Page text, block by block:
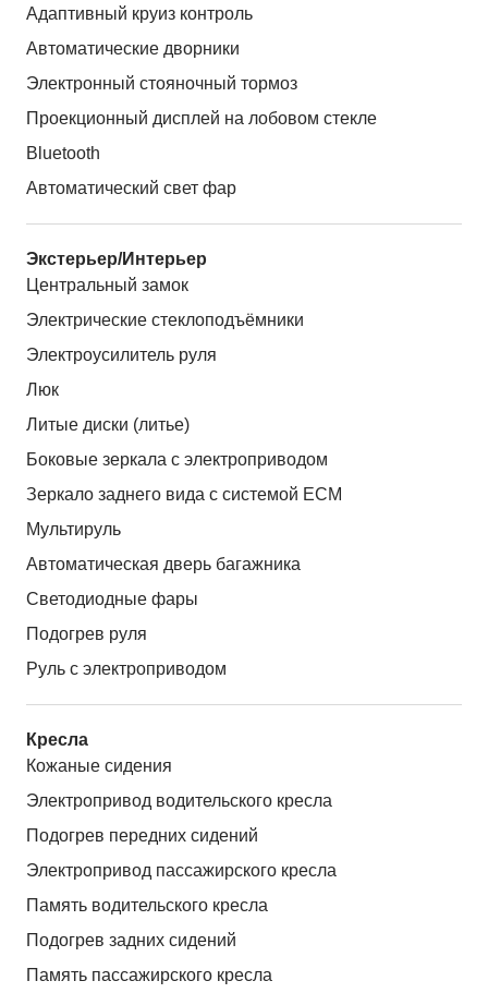
Адаптивный круиз контроль
Автоматические дворники
Электронный стояночный тормоз
Проекционный дисплей на лобовом стекле
Bluetooth
Автоматический свет фар
Экстерьер/Интерьер
Центральный замок
Электрические стеклоподъёмники
Электроусилитель руля
Люк
Литые диски (литье)
Боковые зеркала с электроприводом
Зеркало заднего вида с системой ЕСМ
Мультируль
Автоматическая дверь багажника
Светодиодные фары
Подогрев руля
Руль с электроприводом
Кресла
Кожаные сидения
Электропривод водительского кресла
Подогрев передних сидений
Электропривод пассажирского кресла
Память водительского кресла
Подогрев задних сидений
Память пассажирского кресла